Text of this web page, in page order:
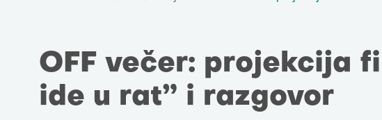
OFF večer: projekcija
ide u rat” i razgovor